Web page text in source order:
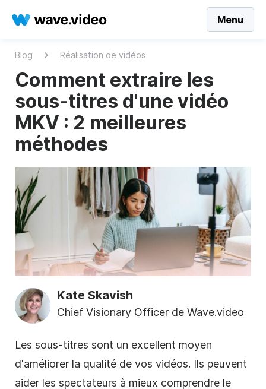
Menu
Blog Réalisation de vidéos
Comment extraire les
sous-titres d'une vidéo
MKV : 2 meilleures
méthodes
Kate Skavish
Chief Visionary Officer de Wave.video
Les sous-titres sont un excellent moyen
d'améliorer la qualité de vos vidéos. Ils peuvent
aider les spectateurs à mieux comprendre le